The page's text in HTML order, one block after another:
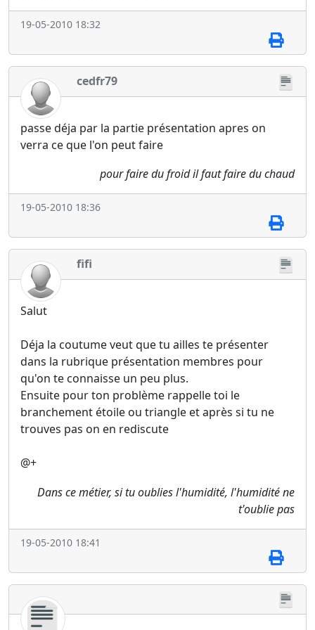
19-05-2010 18:32
cedfr79
passe déja par la partie présentation apres on
verra ce que l'on peut faire
pour faire du froid il faut faire du chaud
19-05-2010 18:36
fifi
Salut
Déja la coutume veut que tu ailles te présenter
dans la rubrique présentation membres pour
qu'on te connaisse un peu plus.
Ensuite pour ton problème rappelle toi le
branchement étoile ou triangle et après si tu ne
trouves pas on en rediscute
@+
Dans ce métier, si tu oublies l'humidité, l'humidité ne
t'oublie pas
19-05-2010 18:41